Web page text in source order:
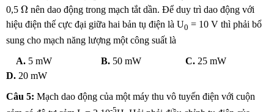
0,5 Ω
Ω nên dao động trong mạch tắt dần. Để duy trì dao động với
hiệu điện thế cực đại giữa hai bản tụ điện là U0 = 10 V thì phải bổ
sung cho mạch năng lượng một công suất là
A. 5 mW B. 50 mW C. 25 mW
D. 20 mW
Câu 5: Mạch dao động của một máy thu vô tuyến điện với cuộn
-5